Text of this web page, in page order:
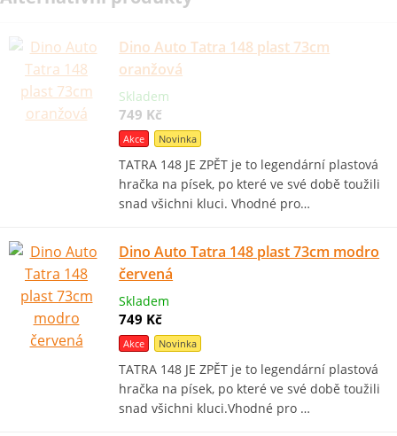
Dino Auto Tatra 148 plast 73cm
oranžová
Skladem
749 Kč
Akce Novinka
TATRA 148 JE ZPĚT je to legendární plastová
hračka na písek, po které ve své době toužili
snad všichni kluci. Vhodné pro…
Dino Auto Tatra 148 plast 73cm modro
červená
Skladem
749 Kč
Akce Novinka
TATRA 148 JE ZPĚT je to legendární plastová
hračka na písek, po které ve své době toužili
snad všichni kluci.Vhodné pro …